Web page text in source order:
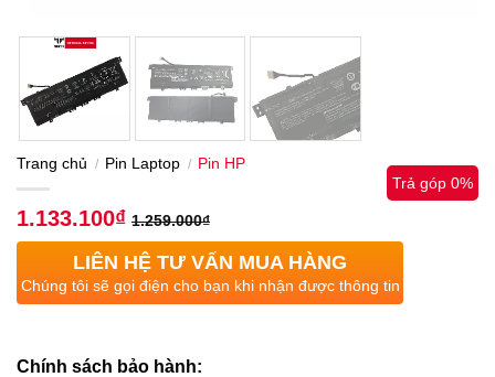
Trang chủ / Pin Laptop / Pin HP
1.133.100₫ 1.259.000₫
Trả góp 0%
LIÊN HỆ TƯ VẤN MUA HÀNG
Chúng tôi sẽ gọi điện cho bạn khi nhận được thông tin
Chính sách bảo hành: